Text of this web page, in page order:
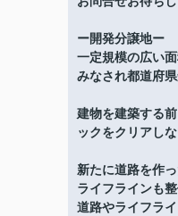
ー開発分譲地ー
一定規模の広い
みなされ都道府
建物を建築する
ックをクリアし
新たに道路を作
ライフラインも
道路やライフラ